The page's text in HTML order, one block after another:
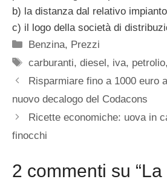
b) la distanza dal relativo
c) il logo della società di
Categorie
Benzina, Prezzi
Tag
carburanti,diesel, iva, petrolio,
Risparmiare fino a 1000 euro
nuovo decalogo del Codacons
Ricette economiche: uova in
finocchi
2 commenti su